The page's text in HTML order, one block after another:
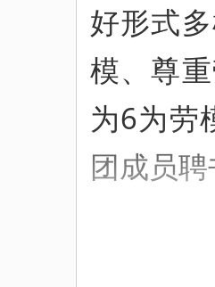
好形式
模、尊
为6为劳
团成员聘